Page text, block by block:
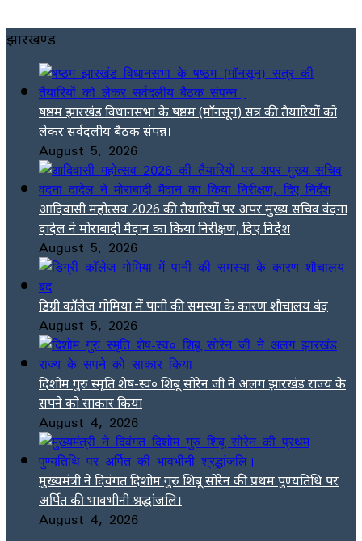
झारखण्ड
षष्ठम झारखंड विधानसभा के षष्ठम (मॉनसून) सत्र की तैयारियों को
लेकर सर्वदलीय बैठक संपन्न।
August 5, 2026
आदिवासी महोत्सव 2026 की तैयारियों पर अपर मुख्य सचिव वंदना
दादेल ने मोराबादी मैदान का किया निरीक्षण, दिए निर्देश
August 5, 2026
डिग्री कॉलेज गोमिया में पानी की समस्या के कारण शौचालय बंद
August 5, 2026
दिशोम गुरु स्मृति शेष-स्व० शिबू सोरेन जी ने अलग झारखंड राज्य के
सपने को साकार किया
August 4, 2026
मुख्यमंत्री ने दिवंगत दिशोम गुरु शिबू सोरेन की प्रथम पुण्यतिथि पर
अर्पित की भावभीनी श्रद्धांजलि।
August 4, 2026